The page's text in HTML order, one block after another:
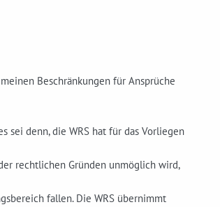
Beschränkungen für Ansprüche
sei denn, die WRS hat für das Vorliegen
rechtlichen Gründen unmöglich wird,
fallen. Die WRS übernimmt